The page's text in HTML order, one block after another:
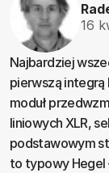
16
Najbardziej
pierwszą integrą
moduł
liniowych XLR,
podstawowym
to typowy Hegel